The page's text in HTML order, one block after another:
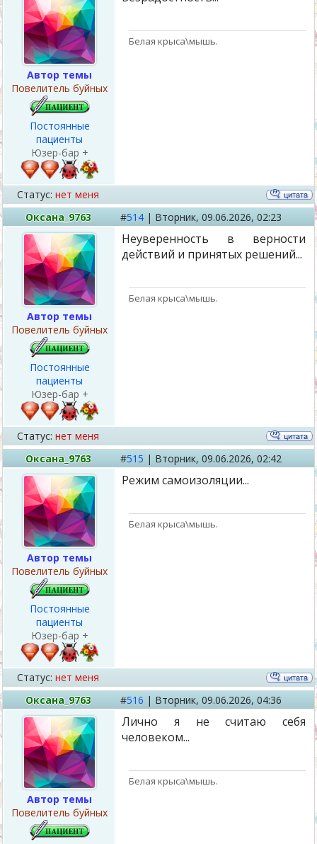
Автор темы
Повелитель буйных
Постоянные
пациенты
Юзер-бар +
Белая крыса\мышь.
Статус: нет меня
Оксана_9763
#514 | Вторник, 09.06.2026, 02:23
Автор темы
Повелитель буйных
Постоянные
пациенты
Юзер-бар +
Неуверенность в верности
действий и принятых решений...
Белая крыса\мышь.
Статус: нет меня
Оксана_9763
#515 | Вторник, 09.06.2026, 02:42
Автор темы
Повелитель буйных
Постоянные
пациенты
Юзер-бар +
Режим самоизоляции...
Белая крыса\мышь.
Статус: нет меня
Оксана_9763
#516 | Вторник, 09.06.2026, 04:36
Автор темы
Повелитель буйных
Лично я не считаю себя
человеком...
Белая крыса\мышь.